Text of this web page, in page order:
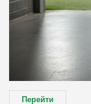
Перейти